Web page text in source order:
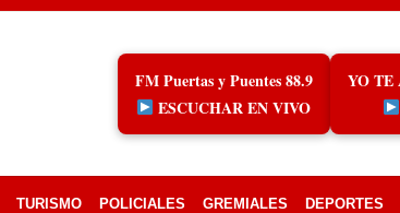
FM Puertas y Puentes 88.9
ESCUCHAR EN VIVO
YO TE
TURISMO POLICIALES GREMIALES DEPORTES